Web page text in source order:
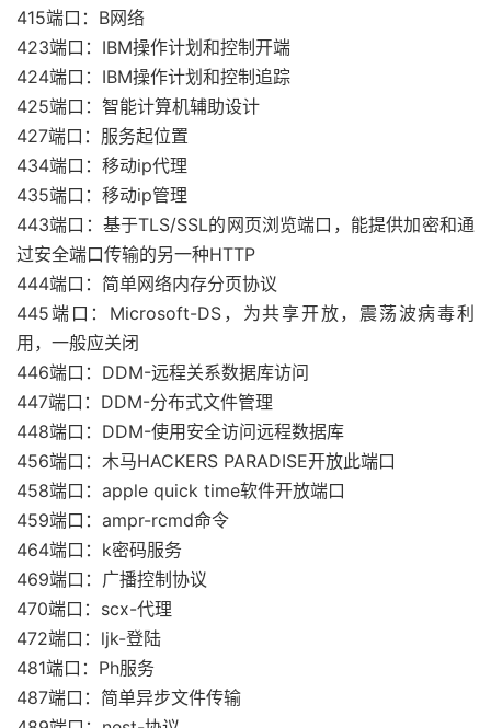
415端口：B网络
423端口：IBM操作计划和控制开端
424端口：IBM操作计划和控制追踪
425端口：智能计算机辅助设计
427端口：服务起位置
434端口：移动ip代理
435端口：移动ip管理
443端口：基于TLS/SSL的网页浏览端口，能提供加密和通
过安全端口传输的另一种HTTP
444端口：简单网络内存分页协议
445端口：Microsoft-DS，为共享开放，震荡波病毒利
用，一般应关闭
446端口：DDM-远程关系数据库访问
447端口：DDM-分布式文件管理
448端口：DDM-使用安全访问远程数据库
456端口：木马HACKERS PARADISE开放此端口
458端口：apple quick time软件开放端口
459端口：ampr-rcmd命令
464端口：k密码服务
469端口：广播控制协议
470端口：scx-代理
472端口：ljk-登陆
481端口：Ph服务
487端口：简单异步文件传输